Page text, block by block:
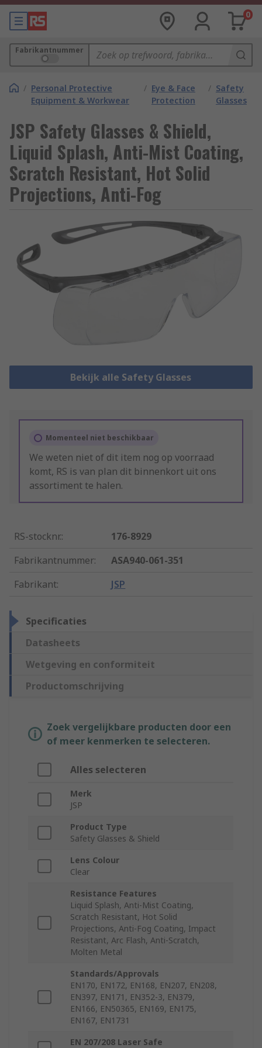
0
Fabrikantnummer
/ Personal Protective
Equipment & Workwear
/ Eye & Face
Protection
/ Safety
Glasses
JSP Safety Glasses & Shield,
Liquid Splash, Anti-Mist Coating,
Scratch Resistant, Hot Solid
Projections, Anti-Fog
Bekijk alle Safety Glasses
Momenteel niet beschikbaar
We weten niet of dit item nog op voorraad
komt, RS is van plan dit binnenkort uit ons
assortiment te halen.
RS-stocknr.:
176-8929
Fabrikantnummer:
ASA940-061-351
Fabrikant: JSP
Specificaties
Datasheets
Wetgeving en conformiteit
Productomschrijving
Zoek vergelijkbare producten door een
of meer kenmerken te selecteren.
Alles selecteren
Merk
JSP
Product Type
Safety Glasses & Shield
Lens Colour
Clear
Resistance Features
Liquid Splash, Anti-Mist Coating,
Scratch Resistant, Hot Solid
Projections, Anti-Fog Coating, Impact
Resistant, Arc Flash, Anti-Scratch,
Molten Metal
Standards/Approvals
EN170, EN172, EN168, EN207, EN208,
EN397, EN171, EN352-3, EN379,
EN166, EN50365, EN169, EN175,
EN167, EN1731
EN 207/208 Laser Safe